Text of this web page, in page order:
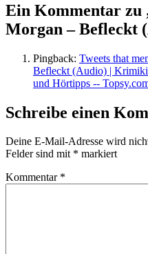
Ein Kommentar zu
Morgan – Befleckt
Pingback: Tweets that
Befleckt (Audio) |
und Hörtipps --
Schreibe einen
Deine E-Mail-Adresse wird
Felder sind mit * markiert
Kommentar *